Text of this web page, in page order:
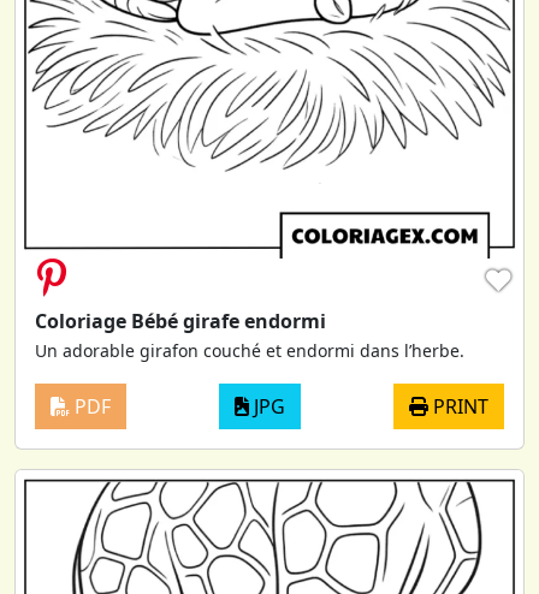
♥
Coloriage Bébé girafe endormi
Un adorable girafon couché et endormi dans l’herbe.
PDF JPG PRINT